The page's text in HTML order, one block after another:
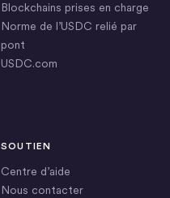
Blockchains prises en charge
Norme de l’USDC relié par
pont
USDC.com
SOUTIEN
Centre d’aide
Nous contacter